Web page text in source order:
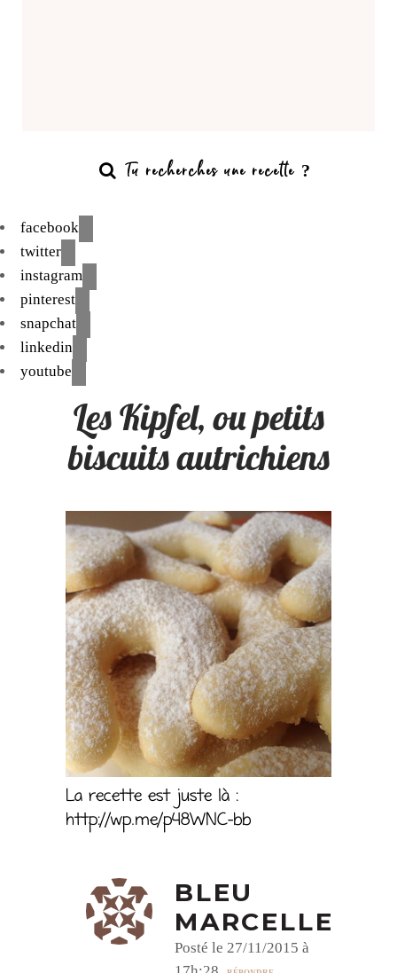
facebook
twitter
instagram
pinterest
snapchat
linkedin
youtube
Les Kipfel, ou petits
biscuits autrichiens
La recette est juste là :
http://wp.me/p48WNC-bb
BLEU
MARCELLE
Posté le 27/11/2015 à